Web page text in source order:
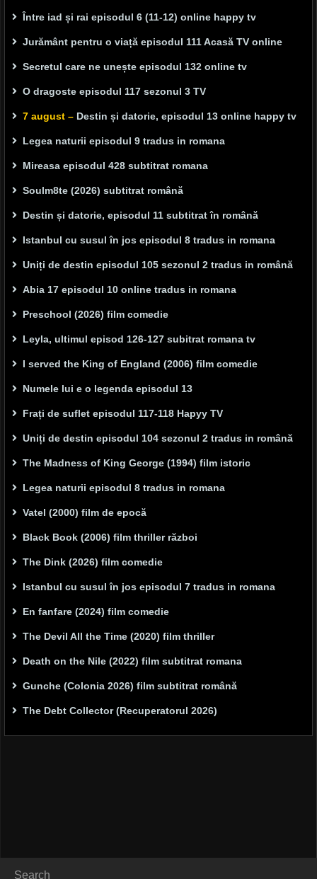
Între iad și rai episodul 6 (11-12) online happy tv
Jurământ pentru o viață episodul 111 Acasă TV online
Secretul care ne unește episodul 132 online tv
O dragoste episodul 117 sezonul 3 TV
7 august – Destin și datorie, episodul 13 online happy tv
Legea naturii episodul 9 tradus in romana
Mireasa episodul 428 subtitrat romana
Soulm8te (2026) subtitrat română
Destin și datorie, episodul 11 subtitrat în română
Istanbul cu susul în jos episodul 8 tradus in romana
Uniți de destin episodul 105 sezonul 2 tradus in română
Abia 17 episodul 10 online tradus in romana
Preschool (2026) film comedie
Leyla, ultimul episod 126-127 subitrat romana tv
I served the King of England (2006) film comedie
Numele lui e o legenda episodul 13
Frați de suflet episodul 117-118 Hapyy TV
Uniți de destin episodul 104 sezonul 2 tradus in română
The Madness of King George (1994) film istoric
Legea naturii episodul 8 tradus in romana
Vatel (2000) film de epocă
Black Book (2006) film thriller război
The Dink (2026) film comedie
Istanbul cu susul în jos episodul 7 tradus in romana
En fanfare (2024) film comedie
The Devil All the Time (2020) film thriller
Death on the Nile (2022) film subtitrat romana
Gunche (Colonia 2026) film subtitrat română
The Debt Collector (Recuperatorul 2026)
Search